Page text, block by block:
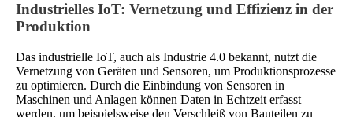
Industrielles IoT: Vernetzung und Effizienz in der
Produktion
Das industrielle IoT, auch als Industrie 4.0 bekannt, nutzt die
Vernetzung von Geräten und Sensoren, um Produktionsprozesse
zu optimieren. Durch die Einbindung von Sensoren in
Maschinen und Anlagen können Daten in Echtzeit erfasst
werden, um beispielsweise den Verschleiß von Bauteilen zu